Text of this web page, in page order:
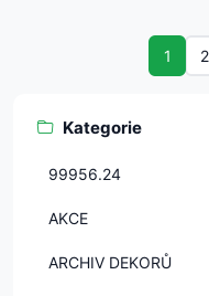
1 2
Kategorie
99956.24
AKCE
ARCHIV DEKORŮ